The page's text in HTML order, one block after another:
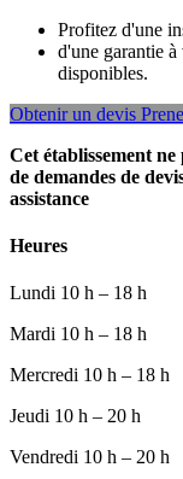
Profitez d'une
d'une garantie à
disponibles.
Obtenir un devis
Cet établissement
de demandes de
assistance
Heures
Lundi 10 h – 18 h
Mardi 10 h – 18 h
Mercredi 10 h – 18 h
Jeudi 10 h – 20 h
Vendredi 10 h – 20 h